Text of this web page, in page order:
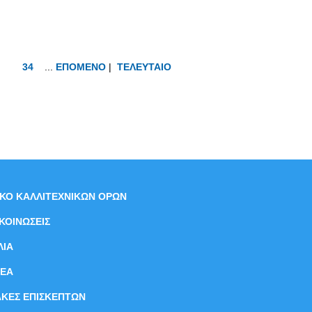
34 ΕΠΟΜΕΝΟ | ΤΕΛΕΥΤΑΙΟ
ΚΑΛΛΙΤΕΧΝΙΚΩΝ ΟΡΩΝ
ΕΠΙΣΚΕΠΤΩΝ